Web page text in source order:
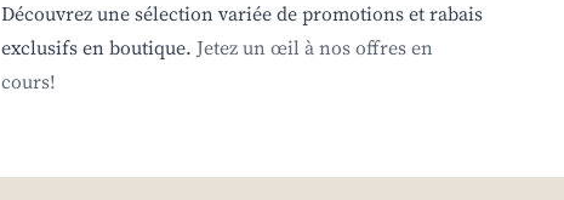
Découvrez une sélection variée de promotions et rabais
exclusifs en boutique. Jetez un œil à nos offres en
cours!